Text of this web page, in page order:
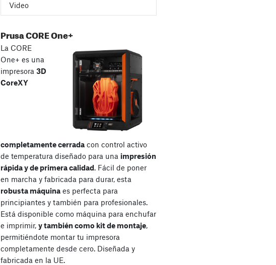
Video
Prusa CORE One+
La CORE
One+ es una
impresora 3D
CoreXY
completamente cerradacon control activo
de temperatura diseñado para una impresión
rápida y de primera calidad. Fácil de poner
en marcha y fabricada para durar, esta
robusta máquinaes perfecta para
principiantes y también para profesionales.
Está disponible como máquina para enchufar
e imprimir, y también como kit de montaje,
permitiéndote montar tu impresora
completamente desde cero. Diseñada y
fabricada en la UE.